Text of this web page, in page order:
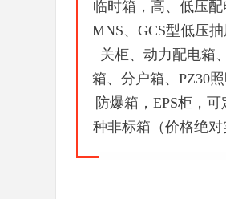
临时箱，高、低压配
MNS、GCS型低压
关柜、动力配电箱
箱、分户箱、PZ30照
防爆箱，EPS柜，可
种非标箱（价格绝对